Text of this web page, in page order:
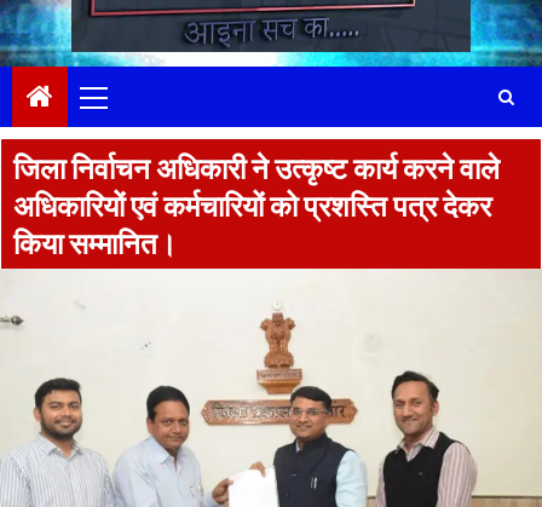
Menu
जिला निर्वाचन अधिकारी ने उत्कृष्ट कार्य करने वाले
अधिकारियों एवं कर्मचारियों को प्रशस्ति पत्र देकर
किया सम्मानित।